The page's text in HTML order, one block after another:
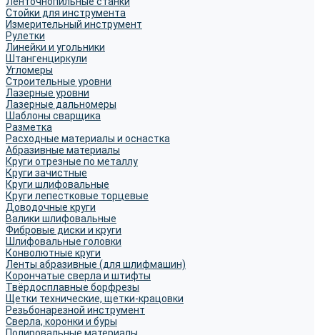
Стойки для инструмента
Измерительный инструмент
Рулетки
Линейки и угольники
Штангенциркули
Угломеры
Строительные уровни
Лазерные уровни
Лазерные дальномеры
Шаблоны сварщика
Разметка
Расходные материалы и оснастка
Абразивные материалы
Круги отрезные по металлу
Круги зачистные
Круги шлифовальные
Круги лепестковые торцевые
Доводочные круги
Валики шлифовальные
Фибровые диски и круги
Шлифовальные головки
Конволютные круги
Ленты абразивные (для шлифмашин)
Корончатые сверла и штифты
Твёрдосплавные борфрезы
Щетки технические, щетки-крацовки
Резьбонарезной инструмент
Сверла, коронки и буры